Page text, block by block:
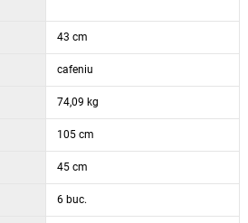
43 cm
cafeniu
74,09 kg
105 cm
45 cm
6 buc.